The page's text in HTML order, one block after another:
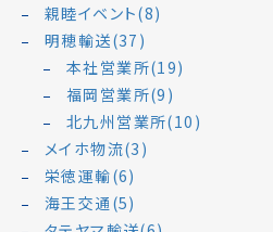
親睦イベント(8)
明穂輸送(37)
本社営業所(19)
福岡営業所(9)
北九州営業所(10)
メイホ物流(3)
栄徳運輸(6)
海王交通(5)